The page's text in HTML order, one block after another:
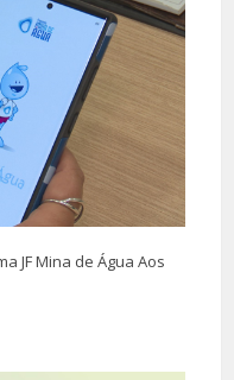
JF Mina de Água Aos